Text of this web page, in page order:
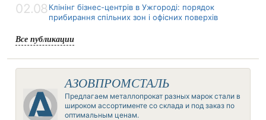
02.08 Клінінг бізнес-центрів в Ужгороді: порядок
прибирання спільних зон і офісних поверхів
Все публикации
АЗОВПРОМСТАЛЬ
Предлагаем металлопрокат разных марок стали в
широком ассортименте со склада и под заказ по
оптимальным ценам.